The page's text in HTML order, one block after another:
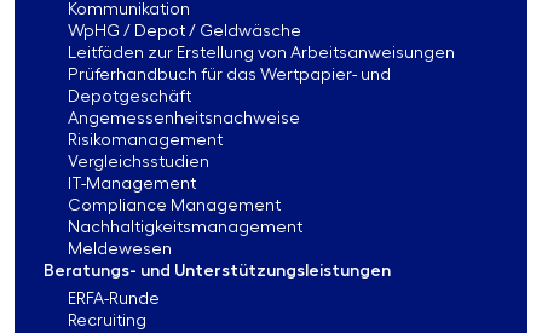
Kommunikation
WpHG / Depot / Geldwäsche
Leitfäden zur Erstellung von Arbeitsanweisungen
Prüferhandbuch für das Wertpapier- und
Depotgeschäft
Angemessenheitsnachweise
Risikomanagement
Vergleichsstudien
IT-Management
Compliance Management
Nachhaltigkeitsmanagement
Meldewesen
Beratungs- und Unterstützungsleistungen
ERFA-Runde
Recruiting